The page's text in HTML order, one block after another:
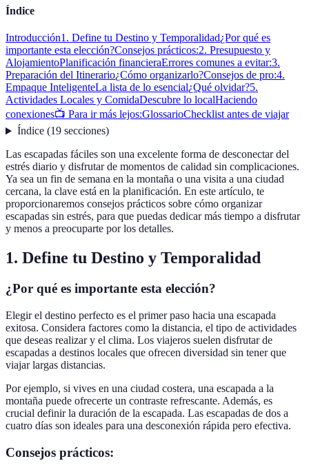
Índice
Introducción1. Define tu Destino y Temporalidad¿Por qué es
importante esta elección?Consejos prácticos:2. Presupuesto y
AlojamientoPlanificación financieraErrores comunes a evitar:3.
Preparación del Itinerario¿Cómo organizarlo?Consejos de pro:4.
Empaque InteligenteLa lista de lo esencial¿Qué olvidar?5.
Actividades Locales y ComidaDescubre lo localHaciendo
conexiones📺 Para ir más lejos:GlossarioChecklist antes de viajar
Índice(19 secciones)
Las escapadas fáciles son una excelente forma de desconectar del
estrés diario y disfrutar de momentos de calidad sin complicaciones.
Ya sea un fin de semana en la montaña o una visita a una ciudad
cercana, la clave está en la planificación. En este artículo, te
proporcionaremos consejos prácticos sobre cómo organizar
escapadas sin estrés, para que puedas dedicar más tiempo a disfrutar
y menos a preocuparte por los detalles.
1. Define tu Destino y Temporalidad
¿Por qué es importante esta elección?
Elegir el destino perfecto es el primer paso hacia una escapada
exitosa. Considera factores como la distancia, el tipo de actividades
que deseas realizar y el clima. Los viajeros suelen disfrutar de
escapadas a destinos locales que ofrecen diversidad sin tener que
viajar largas distancias.
Por ejemplo, si vives en una ciudad costera, una escapada a la
montaña puede ofrecerte un contraste refrescante. Además, es
crucial definir la duración de la escapada. Las escapadas de dos a
cuatro días son ideales para una desconexión rápida pero efectiva.
Consejos prácticos: